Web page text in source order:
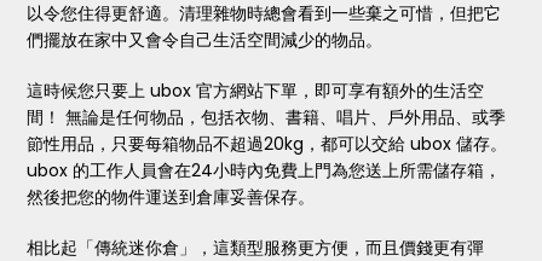
以令您住得更舒適。清理雜物時總會看到一些棄之可惜，但把它
們擺放在家中又會令自己生活空間減少的物品。
這時候您只要上 ubox 官方網站下單，即可享有額外的生活空
間！ 無論是任何物品，包括衣物、書籍、唱片、戶外用品、或季
節性用品，只要每箱物品不超過20kg，都可以交給 ubox 儲存。
ubox 的工作人員會在24小時內免費上門為您送上所需儲存箱，
然後把您的物件運送到倉庫妥善保存。
相比起「傳統迷你倉」，這類型服務更方便，而且價錢更有彈